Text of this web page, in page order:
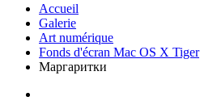
Accueil
Galerie
Art numérique
Fonds d'écran Mac OS X Tiger
Маргаритки